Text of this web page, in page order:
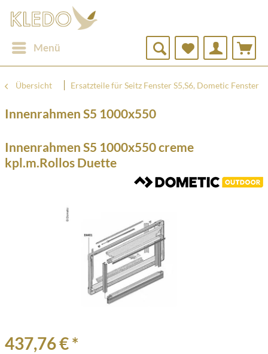
Menü
Übersicht Ersatzteile für Seitz Fenster S5,S6, Dometic Fenster
Innenrahmen S5 1000x550
Innenrahmen S5 1000x550 creme
kpl.m.Rollos Duette
437,76 € *